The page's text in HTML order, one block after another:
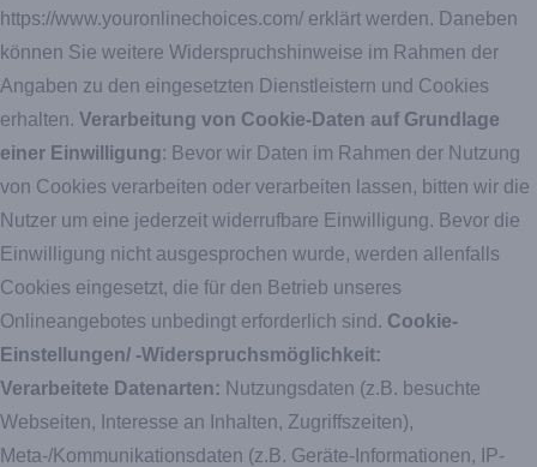
https://www.youronlinechoices.com/ erklärt werden. Daneben
können Sie weitere Widerspruchshinweise im Rahmen der
Angaben zu den eingesetzten Dienstleistern und Cookies
erhalten. Verarbeitung von Cookie-Daten auf Grundlage
einer Einwilligung: Bevor wir Daten im Rahmen der Nutzung
von Cookies verarbeiten oder verarbeiten lassen, bitten wir die
Nutzer um eine jederzeit widerrufbare Einwilligung. Bevor die
Einwilligung nicht ausgesprochen wurde, werden allenfalls
Cookies eingesetzt, die für den Betrieb unseres
Onlineangebotes unbedingt erforderlich sind. Cookie-
Einstellungen/ -Widerspruchsmöglichkeit:
Verarbeitete Datenarten: Nutzungsdaten (z.B. besuchte
Webseiten, Interesse an Inhalten, Zugriffszeiten),
Meta-/Kommunikationsdaten (z.B. Geräte-Informationen, IP-